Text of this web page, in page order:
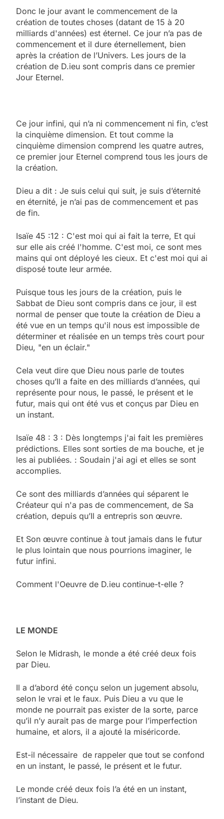
Donc le jour avant le commencement de la
création de toutes choses (datant de 15 à 20
milliards d'années) est éternel. Ce jour n’a pas de
commencement et il dure éternellement, bien
après la création de l’Univers. Les jours de la
création de D.ieu sont compris dans ce premier
Jour Eternel.
Ce jour infini, qui n’a ni commencement ni fin, c’est
la cinquième dimension. Et tout comme la
cinquième dimension comprend les quatre autres,
ce premier jour Eternel comprend tous les jours de
la création.
Dieu a dit : Je suis celui qui suit, je suis d’éternité
en éternité, je n’ai pas de commencement et pas
de fin.
Isaïe 45 :12 : C'est moi qui ai fait la terre, Et qui
sur elle ais créé l'homme. C'est moi, ce sont mes
mains qui ont déployé les cieux. Et c'est moi qui ai
disposé toute leur armée.
Puisque tous les jours de la création, puis le
Sabbat de Dieu sont compris dans ce jour, il est
normal de penser que toute la création de Dieu a
été vue en un temps qu'il nous est impossible de
déterminer et réalisée en un temps très court pour
Dieu, "en un éclair."
Cela veut dire que Dieu nous parle de toutes
choses qu’Il a faite en des milliards d’années, qui
représente pour nous, le passé, le présent et le
futur, mais qui ont été vus et conçus par Dieu en
un instant.
Isaïe 48 : 3 : Dès longtemps j'ai fait les premières
prédictions. Elles sont sorties de ma bouche, et je
les ai publiées. : Soudain j'ai agi et elles se sont
accomplies.
Ce sont des milliards d’années qui séparent le
Créateur qui n'a pas de commencement, de Sa
création, depuis qu’Il a entrepris son œuvre.
Et Son œuvre continue à tout jamais dans le futur
le plus lointain que nous pourrions imaginer, le
futur infini.
Comment l'Oeuvre de D.ieu continue-t-elle ?
LE MONDE
Selon le Midrash, le monde a été créé deux fois
par Dieu.
Il a d’abord été conçu selon un jugement absolu,
selon le vrai et le faux. Puis Dieu a vu que le
monde ne pourrait pas exister de la sorte, parce
qu’il n’y aurait pas de marge pour l’imperfection
humaine, et alors, il a ajouté la miséricorde.
Est-il nécessaire de rappeler que tout se confond
en un instant, le passé, le présent et le futur.
Le monde créé deux fois l’a été en un instant,
l’instant de Dieu.